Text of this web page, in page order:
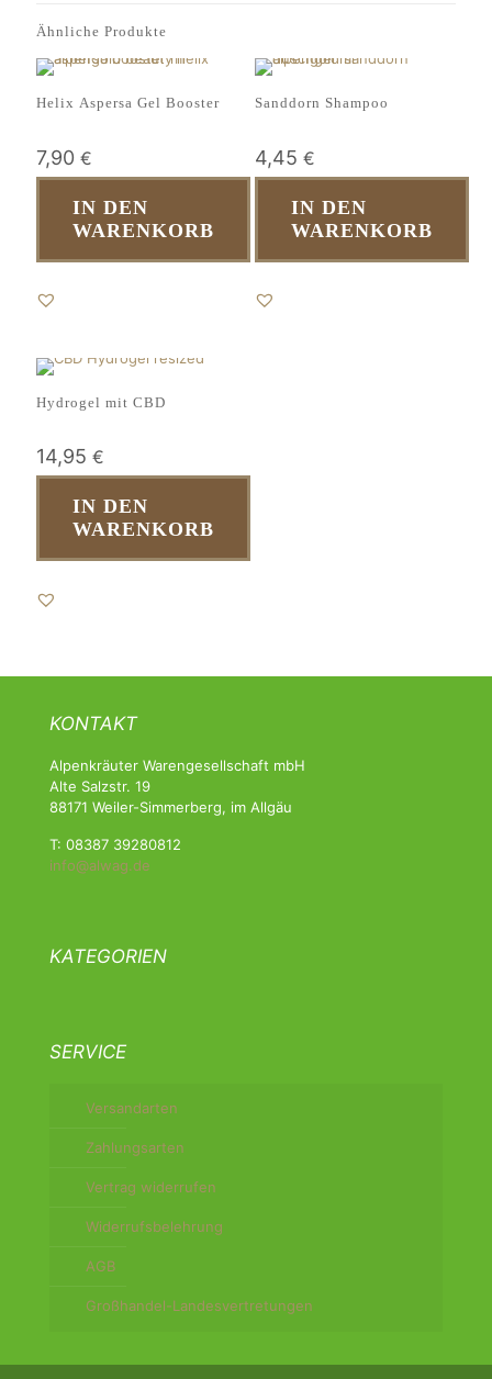
Ähnliche Produkte
Helix Aspersa Gel Booster
7,90 €
IN DEN
WARENKORB
Sanddorn Shampoo
4,45 €
IN DEN
WARENKORB
Hydrogel mit CBD
14,95 €
IN DEN
WARENKORB
KONTAKT
Alpenkräuter Warengesellschaft mbH
Alte Salzstr. 19
88171 Weiler-Simmerberg, im Allgäu
T: 08387 39280812
info@alwag.de
KATEGORIEN
SERVICE
Versandarten
Zahlungsarten
Vertrag widerrufen
Widerrufsbelehrung
AGB
Großhandel-Landesvertretungen